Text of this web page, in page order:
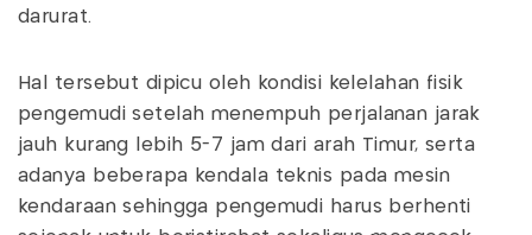
darurat.
Hal tersebut dipicu oleh kondisi kelelahan fisik
pengemudi setelah menempuh perjalanan jarak
jauh kurang lebih 5-7 jam dari arah Timur, serta
adanya beberapa kendala teknis pada mesin
kendaraan sehingga pengemudi harus berhenti